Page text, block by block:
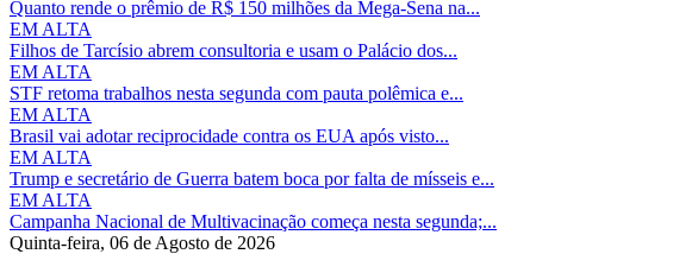
Quanto rende o prêmio de R$ 150 milhões da Mega-Sena na...
EM ALTA
Filhos de Tarcísio abrem consultoria e usam o Palácio dos...
EM ALTA
STF retoma trabalhos nesta segunda com pauta polêmica e...
EM ALTA
Brasil vai adotar reciprocidade contra os EUA após visto...
EM ALTA
Trump e secretário de Guerra batem boca por falta de mísseis e...
EM ALTA
Campanha Nacional de Multivacinação começa nesta segunda;...
Quinta-feira, 06 de Agosto de 2026